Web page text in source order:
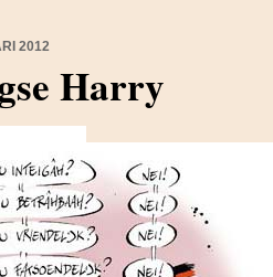
2012
Harry